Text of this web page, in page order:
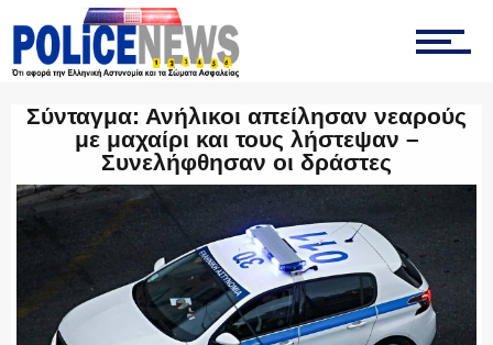
ΟΠΚΕ
ΟΜΑΔΑ “Ζ”
ΕΚΑΜ
Σύνταγμα: Ανήλικοι απείλησαν νεαρούς
με μαχαίρι και τους λήστεψαν –
Συνελήφθησαν οι δράστες